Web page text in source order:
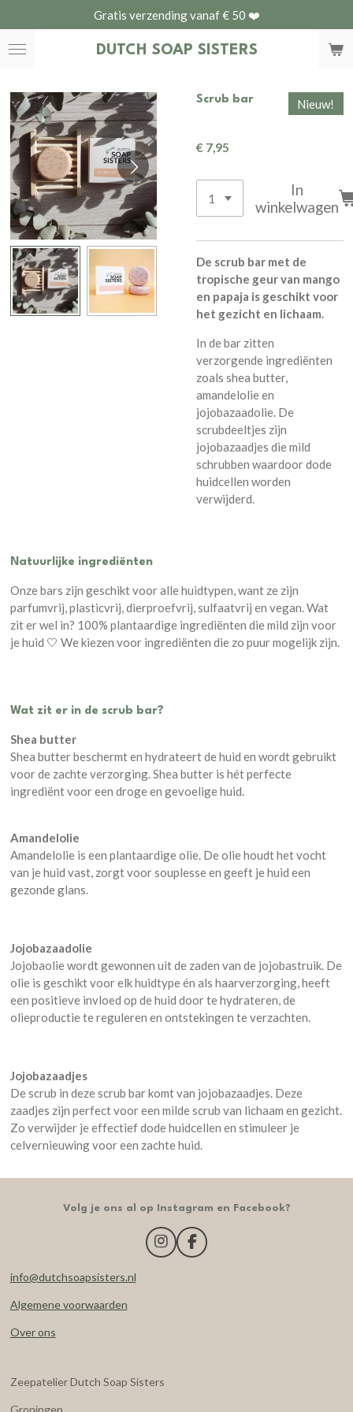
direct
naar
DUTCH SOAP SISTERS
Gratis verzending vanaf € 50 ❤️
Scrub bar Nieuw!
€ 7,95
In
winkelwagen
De scrub bar met de
tropische geur van mango
en papaja is geschikt voor
het gezicht en lichaam.
In de bar zitten
verzorgende ingrediënten
zoals shea butter,
amandelolie en
jojobazaadolie. De
scrubdeeltjes zijn
jojobazaadjes die mild
schrubben waardoor dode
huidcellen worden
verwijderd.
Natuurlijke ingrediënten
Onze bars zijn geschikt voor alle huidtypen, want ze zijn
parfumvrij, plasticvrij, dierproefvrij, sulfaatvrij en vegan. Wat
zit er wel in? 100% plantaardige ingrediënten die mild zijn voor
je huid 🤍 We kiezen voor ingrediënten die zo puur mogelijk zijn.
Wat zit er in de scrub bar?
Shea butter
Shea butter beschermt en hydrateert de huid en wordt gebruikt
voor de zachte verzorging. Shea butter is hét perfecte
ingrediënt voor een droge en gevoelige huid.
Amandelolie
Amandelolie is een plantaardige olie. De olie houdt het vocht
van je huid vast, zorgt voor souplesse en geeft je huid een
gezonde glans.
Jojobazaadolie
Jojobaolie wordt gewonnen uit de zaden van de jojobastruik. De
olie is geschikt voor elk huidtype én als haarverzorging, heeft
een positieve invloed op de huid door te hydrateren, de
olieproductie te reguleren en ontstekingen te verzachten.
Jojobazaadjes
De scrub in deze scrub bar komt van jojobazaadjes. Deze
zaadjes zijn perfect voor een milde scrub van lichaam en gezicht.
Zo verwijder je effectief dode huidcellen en stimuleer je
celvernieuwing voor een zachte huid.
Volg je ons al op Instagram en Facebook?
I
n
F
a
info@dutchsoapsisters.nl
Algemene voorwaarden
Over ons
Zeepatelier Dutch Soap Sisters
Groningen